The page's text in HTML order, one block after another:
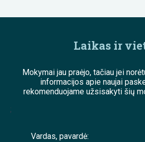
Laikas ir
Mokymai jau praėjo, tačiau jei
informacijos apie naujai
rekomenduojame užsisakyti šių
;
Vardas, pavardė: